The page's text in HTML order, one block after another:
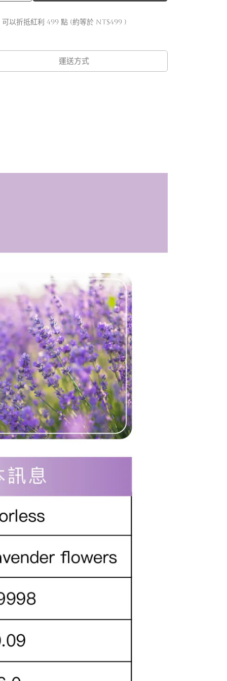
以折抵紅利 499 點 (約等於 NT$499 )
運送方式